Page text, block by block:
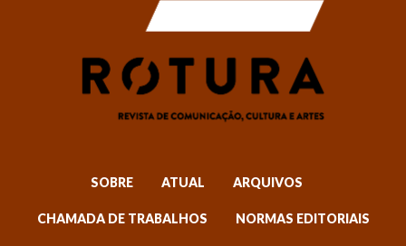
SOBRE ATUAL ARQUIVOS
CHAMADA DE TRABALHOS NORMAS EDITORIAIS